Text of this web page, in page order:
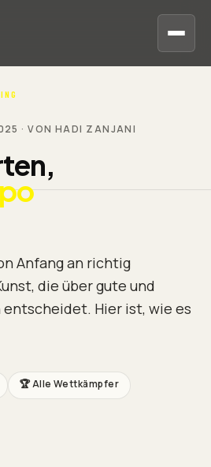
· VON HADI ZANJANI
Anfang an richtig
die über gute und
Hier ist, wie es
🏆Alle Wettkämpfer